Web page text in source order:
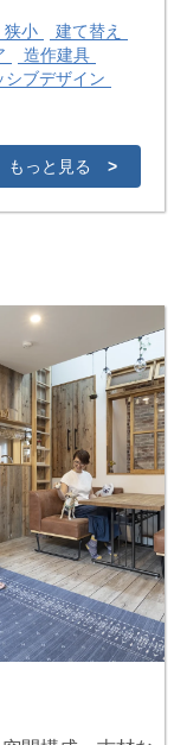
狭小
建て替え
造作建具
シブデザイン
もっと見る >